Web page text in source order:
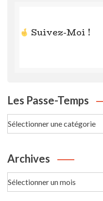
Suivez-Moi !
Les Passe-Temps
Les
passe-
Archives
Archives